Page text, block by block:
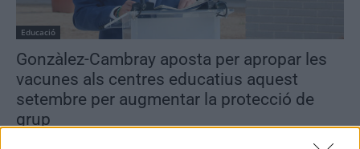
Educació
Gonzàlez-Cambray aposta per apropar les
vacunes als centres educatius aquest
setembre per augmentar la protecció de
grup